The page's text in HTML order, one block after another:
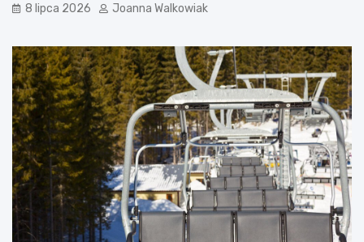
8 lipca 2026 Joanna Walkowiak